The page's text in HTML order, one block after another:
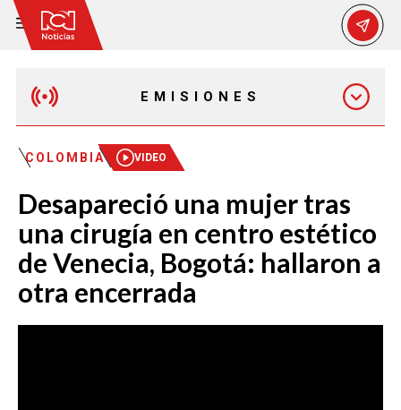
EMISIONES
EMISIÓN 12:30 PM
EMISIÓN 7:00 PM
COLOMBIA VIDEO
Desapareció una mujer tras
una cirugía en centro estético
de Venecia, Bogotá: hallaron a
otra encerrada